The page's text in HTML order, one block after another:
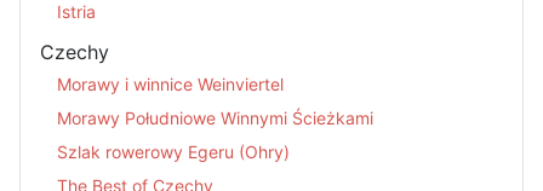
Istria
Czechy
Morawy i winnice Weinviertel
Morawy Południowe Winnymi Ścieżkami
Szlak rowerowy Egeru (Ohry)
The Best of Czechy